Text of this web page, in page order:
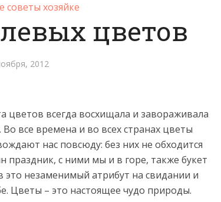
советы хозяйке
цветов
2012
цветов всегда восхищала и завораживала
все времена и во всех странах цветы
нас повсюду: без них не обходится
праздник, с ними мы и в горе, также букет
это незаменимый атрибут на свидании и
Цветы – это настоящее чудо природы.